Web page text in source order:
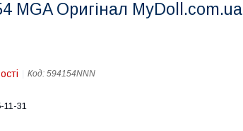
MGA Оригінал MyDoll.com.ua
Код: 594154NNN
11-31